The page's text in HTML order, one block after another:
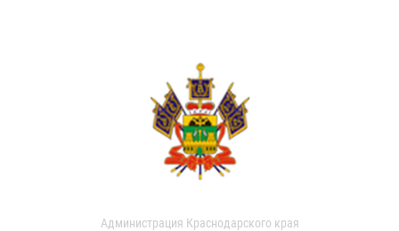
Администрация Краснодарского края